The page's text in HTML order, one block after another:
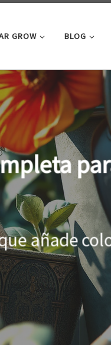
GROW BLOG
el